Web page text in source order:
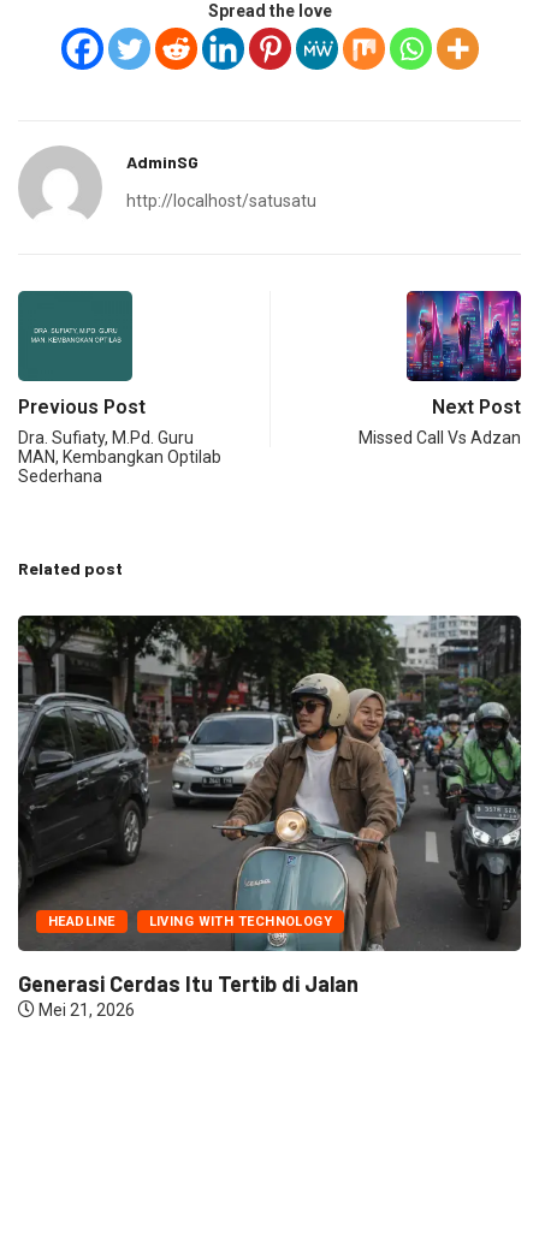
Spread the love
AdminSG
http://localhost/satusatu
Previous Post
Dra. Sufiaty, M.Pd. Guru
MAN, Kembangkan Optilab
Sederhana
Next Post
Missed Call Vs Adzan
Related post
HEADLINE LIVING WITH TECHNOLOGY
Generasi Cerdas Itu Tertib di Jalan
Mei 21, 2026